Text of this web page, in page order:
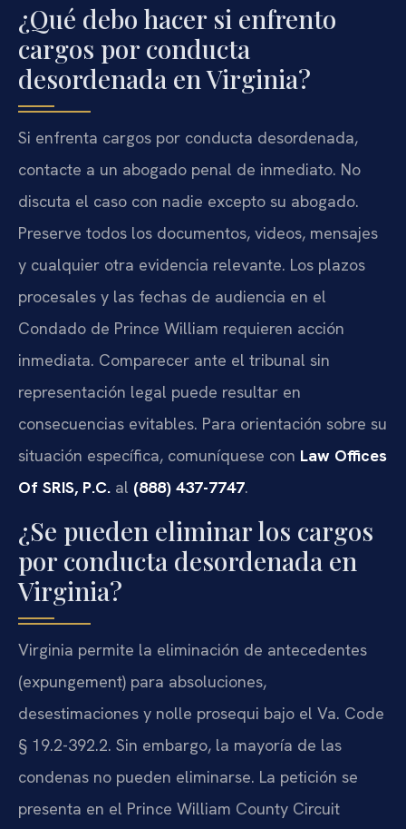
¿Qué debo hacer si enfrento
cargos por conducta
desordenada en Virginia?
Si enfrenta cargos por conducta desordenada,
contacte a un abogado penal de inmediato. No
discuta el caso con nadie excepto su abogado.
Preserve todos los documentos, videos, mensajes
y cualquier otra evidencia relevante. Los plazos
procesales y las fechas de audiencia en el
Condado de Prince William requieren acción
inmediata. Comparecer ante el tribunal sin
representación legal puede resultar en
consecuencias evitables. Para orientación sobre su
situación específica, comuníquese con Law Offices
Of SRIS, P.C. al (888) 437-7747.
¿Se pueden eliminar los cargos
por conducta desordenada en
Virginia?
Virginia permite la eliminación de antecedentes
(expungement) para absoluciones,
desestimaciones y nolle prosequi bajo el Va. Code
§ 19.2-392.2. Sin embargo, la mayoría de las
condenas no pueden eliminarse. La petición se
presenta en el Prince William County Circuit